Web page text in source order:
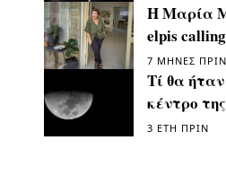
Η Μαρία
elpis
7 ΜΉΝΕΣ ΠΡΙΝ
Τί θα
κέντρο
3 ΈΤΗ ΠΡΙΝ